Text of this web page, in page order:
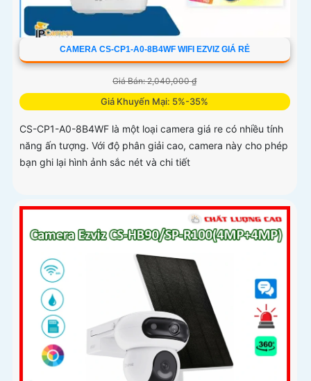
CAMERA CS-CP1-A0-8B4WF WIFI EZVIZ GIÁ RẺ
Giá Bán: 2,040,000 ₫
Giá Khuyến Mại: 5%-35%
CS-CP1-A0-8B4WF là một loại camera giá re có nhiều tính
năng ấn tượng. Với độ phân giải cao, camera này cho phép
bạn ghi lại hình ảnh sắc nét và chi tiết